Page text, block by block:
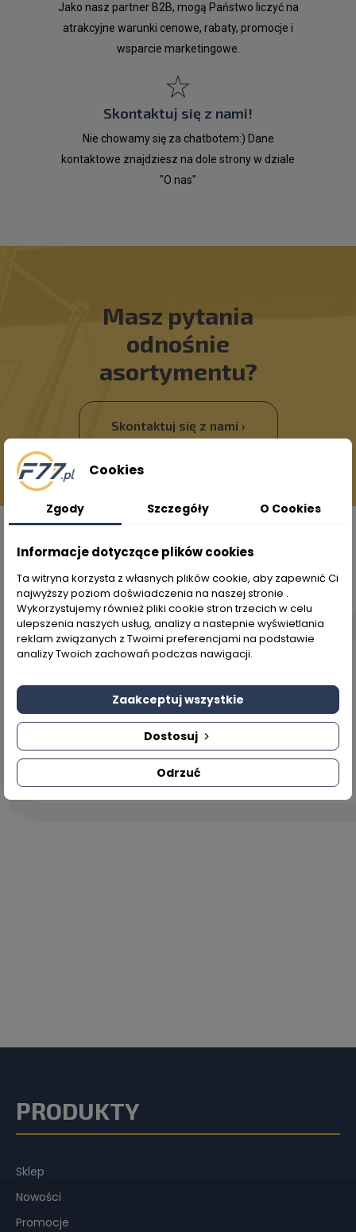
Jako nasz partner B2B, mogą Państwo liczyć na
atrakcyjne warunki cenowe, rabaty, promocje i
wsparcie marketingowe.
Skontaktuj się z nami!
Nie chowamy się za chatbotem:) Dane
kontaktowe znajdziesz na dole strony w dziale
"O nas"
Masz pytania
odnośnie
asortymentu?
Skontaktuj się z nami ›
Newsletter
Dzięki naszemu newsletterowi będziesz
na bieżąco z najnowszymi wydarzeniami
na naszym sklepie, a także dołączysz do
grona osób, które jako pierwsze
otrzymająspecjalne i okazjonalne
kody rabatowena nasz asortyment.
PRODUKTY
Sklep
Nowości
Promocje
Cookies
Zgody Szczegóły O Cookies
Informacje dotyczące plików cookies
Ta witryna korzysta z własnych plików cookie, aby zapewnić Ci
najwyższy poziom doświadczenia na naszej stronie .
Wykorzystujemy również pliki cookie stron trzecich w celu
ulepszenia naszych usług, analizy a nastepnie wyświetlania
reklam związanych z Twoimi preferencjami na podstawie
analizy Twoich zachowań podczas nawigacji.
Odrzuć
Dostosuj
Zaakceptuj wszystkie